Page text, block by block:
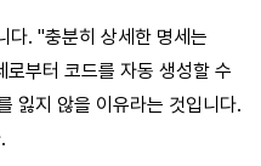
다. "충분히 상세한 명세는
부터 코드를 자동 생성할 수
잃지 않을 이유라는 것입니다.